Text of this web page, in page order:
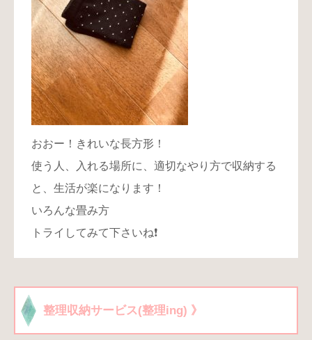
おおー！きれいな長方形！
使う人、入れる場所に、適切なやり方で収納する
と、生活が楽になります！
いろんな畳み方
トライしてみて下さいね❗️
整理収納サービス(整理ing) 》